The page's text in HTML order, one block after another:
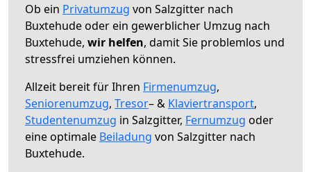
Ob ein Privatumzug von Salzgitter nach
Buxtehude oder ein gewerblicher Umzug nach
Buxtehude, wir helfen, damit Sie problemlos und
stressfrei umziehen können.
Allzeit bereit für Ihren Firmenumzug,
Seniorenumzug, Tresor– & Klaviertransport,
Studentenumzug in Salzgitter, Fernumzug oder
eine optimale Beiladung von Salzgitter nach
Buxtehude.